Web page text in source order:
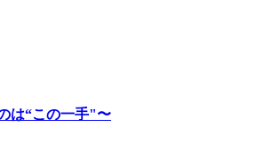
は“この一手"〜